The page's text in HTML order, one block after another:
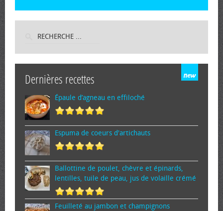
Dernières recettes
Épaule d’agneau en effiloché
Espuma de cœurs d'artichauts
Ballottine de poulet, chèvre et épinards,
lentilles, tuile de peau, jus de volaille crémé
Feuilleté au jambon et champignons